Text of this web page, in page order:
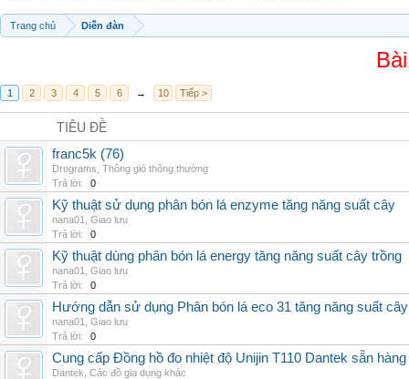
Trang chủ Diễn đàn
1 2 3 4 5 6 → 10 Tiếp >
TIÊU ĐỀ
franc5k (76)
Drograms Thông gió thông thường
Trả lời:
0
Kỹ thuật sử dụng phân bón lá enzyme tăng năng suất cây
nana01
Giao lưu
Trả lời:
0
Kỹ thuật dùng phân bón lá energy tăng năng suất cây trồng
nana01
Giao lưu
Trả lời:
0
Hướng dẫn sử dụng Phân bón lá eco 31 tăng năng suất cây
nana01
Giao lưu
Trả lời:
0
Cung cấp Đồng hồ đo nhiệt độ Unijin T110 Dantek sẵn
Dantek Các đồ gia dụng khác